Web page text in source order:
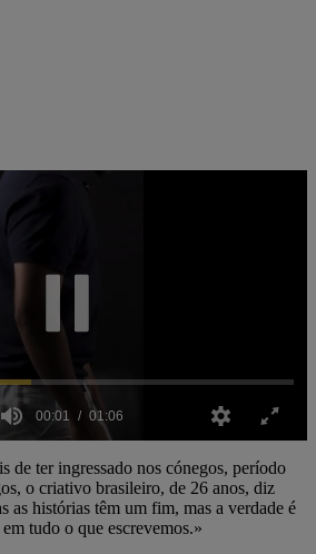
00:02 01:06
de ter ingressado nos cónegos, período
o criativo brasileiro, de 26 anos, diz
as histórias têm um fim, mas a verdade é
tudo o que escrevemos.»